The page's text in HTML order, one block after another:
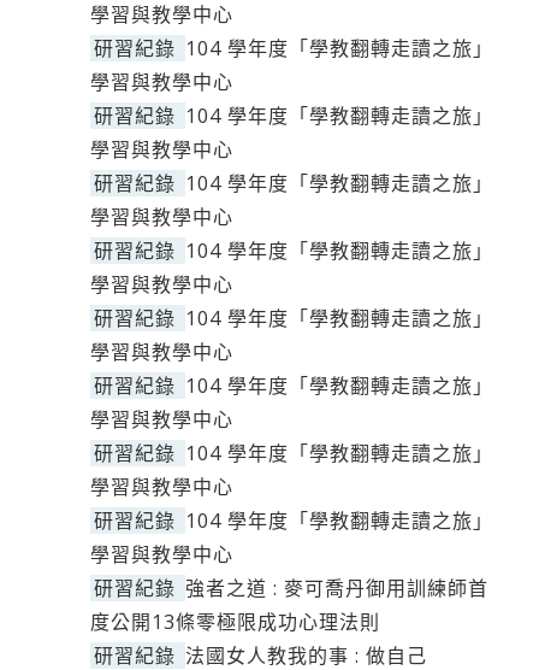
學習與教學中心
研習紀錄 104 學年度「學教翻轉走讀之旅」
學習與教學中心
研習紀錄 104 學年度「學教翻轉走讀之旅」
學習與教學中心
研習紀錄 104 學年度「學教翻轉走讀之旅」
學習與教學中心
研習紀錄 104 學年度「學教翻轉走讀之旅」
學習與教學中心
研習紀錄 104 學年度「學教翻轉走讀之旅」
學習與教學中心
研習紀錄 104 學年度「學教翻轉走讀之旅」
學習與教學中心
研習紀錄 104 學年度「學教翻轉走讀之旅」
學習與教學中心
研習紀錄 104 學年度「學教翻轉走讀之旅」
學習與教學中心
研習紀錄 強者之道 : 麥可喬丹御用訓練師首
度公開13條零極限成功心理法則
研習紀錄 法國女人教我的事 : 做自己